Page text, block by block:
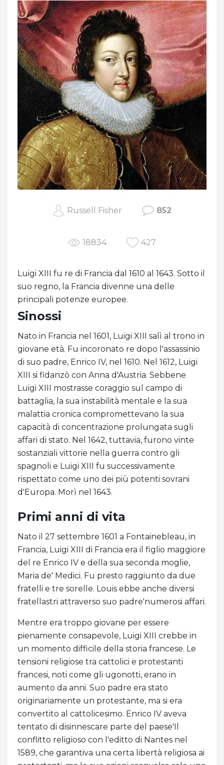
Russell Fisher 852
18834 427
Luigi XIII fu re di Francia dal 1610 al 1643. Sotto il
suo regno, la Francia divenne una delle
principali potenze europee.
Sinossi
Nato in Francia nel 1601, Luigi XIII salì al trono in
giovane età. Fu incoronato re dopo l'assassinio
di suo padre, Enrico IV, nel 1610. Nel 1612, Luigi
XIII si fidanzò con Anna d'Austria. Sebbene
Luigi XIII mostrasse coraggio sul campo di
battaglia, la sua instabilità mentale e la sua
malattia cronica compromettevano la sua
capacità di concentrazione prolungata sugli
affari di stato. Nel 1642, tuttavia, furono vinte
sostanziali vittorie nella guerra contro gli
spagnoli e Luigi XIII fu successivamente
rispettato come uno dei più potenti sovrani
d'Europa. Morì nel 1643.
Primi anni di vita
Nato il 27 settembre 1601 a Fontainebleau, in
Francia, Luigi XIII di Francia era il figlio maggiore
del re Enrico IV e della sua seconda moglie,
Maria de' Medici. Fu presto raggiunto da due
fratelli e tre sorelle. Louis ebbe anche diversi
fratellastri attraverso suo padre'numerosi affari.
Mentre era troppo giovane per essere
pienamente consapevole, Luigi XIII crebbe in
un momento difficile della storia francese. Le
tensioni religiose tra cattolici e protestanti
francesi, noti come gli ugonotti, erano in
aumento da anni. Suo padre era stato
originariamente un protestante, ma si era
convertito al cattolicesimo. Enrico IV aveva
tentato di disinnescare parte del paese'Il
conflitto religioso con l'editto di Nantes nel
1589, che garantiva una certa libertà religiosa ai